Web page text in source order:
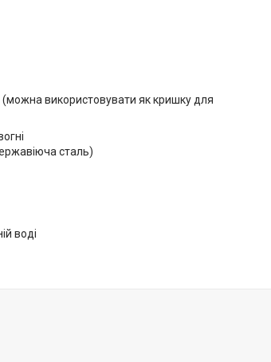
(можна використовувати як кришку для
сталь)
воді